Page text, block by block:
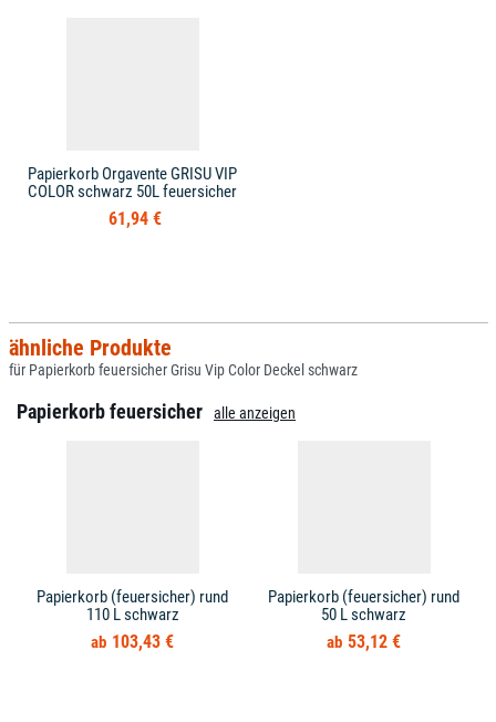
Papierkorb Orgavente GRISU VIP
COLOR schwarz 50L feuersicher
61,94 €
ähnliche Produkte
für Papierkorb feuersicher Grisu Vip Color Deckel schwarz
Papierkorb feuersicher alle anzeigen
Papierkorb (feuersicher) rund
110 L schwarz
103,43 €
Papierkorb (feuersicher) rund
50 L schwarz
53,12 €